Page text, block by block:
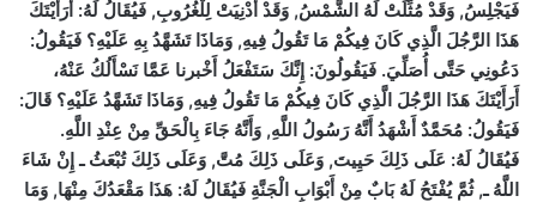
فَيَجْلِسُ, وَقَدْ مُثِّلَتْ لَهُ الشَّمْسُ, وَقَدْ أُدْنِيَتْ لِلْغُرُوبِ, فَيُقَالُ لَهُ: أَرَأَيْتَكَ
هَذَا الرَّجُلَ الَّذِي كَانَ فِيكُمْ مَا تَقُولُ فِيهِ, وَمَاذَا تَشَهَّدُ بِهِ عَلَيْهِ؟ فَيَقُولُ:
دَعُونِي حَتَّى أُصَلِّيَ. فَيَقُولُونَ: إِنَّكَ سَتَفْعَلُ أَخْبرنا عَمَّا نَسْأَلُكُ عَنْهُ،
أَرَأَيْتَكَ هَذَا الرَّجُلَ الَّذِي كَانَ فِيكُمْ مَا تَقُولُ فِيهِ, وَمَاذَا تَشَهَّدُ عَلَيْهِ؟ قَالَ:
فَيَقُولُ: مُحَمَّدٌ أَشْهَدُ أَنَّهُ رَسُولُ اللَّهِ, وَأَنَّهُ جَاءَ بِالْحَقِّ مِنْ عِنْدِ اللَّهِ.
فَيُقَالُ لَهُ: عَلَى ذَلِكَ حَيِيتَ, وَعَلَى ذَلِكَ مُتَّ, وَعَلَى ذَلِكَ تُبْعَثُ ـ إِنْ شَاءَ
اللَّهُ ـ, ثُمَّ يُفْتَحُ لَهُ بَابٌ مِنْ أَبْوَابِ الْجَنَّةِ فَيُقَالُ لَهُ: هَذَا مَقْعَدُكَ مِنْهَا, وَمَا